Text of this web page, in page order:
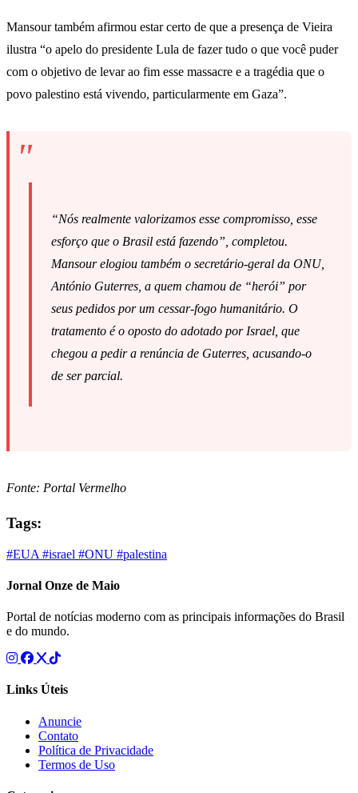
Mansour também afirmou estar certo de que a presença de Vieira
ilustra “o apelo do presidente Lula de fazer tudo o que você puder
com o objetivo de levar ao fim esse massacre e a tragédia que o
povo palestino está vivendo, particularmente em Gaza”.
“Nós realmente valorizamos esse compromisso, esse
esforço que o Brasil está fazendo”, completou.
Mansour elogiou também o secretário-geral da ONU,
António Guterres, a quem chamou de “herói” por
seus pedidos por um cessar-fogo humanitário. O
tratamento é o oposto do adotado por Israel, que
chegou a pedir a renúncia de Guterres, acusando-o
de ser parcial.
Fonte: Portal Vermelho
Tags:
#EUA #israel #ONU #palestina
Jornal Onze de Maio
Portal de notícias moderno com as principais informações do Brasil
e do mundo.
Links Úteis
Anuncie
Contato
Política de Privacidade
Termos de Uso